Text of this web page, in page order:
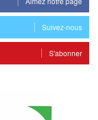
Suivez-nous
S'abonner